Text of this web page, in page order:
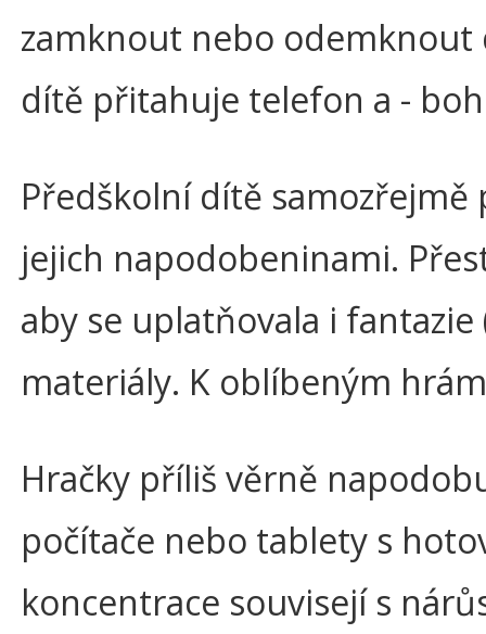
zamknout nebo odemknout
dítě přitahuje telefon a -
Předškolní dítě
jejich napodobeninami.
aby se uplatňovala i
materiály. K oblíbeným
Hračky příliš věrně
počítače nebo tablety s
koncentrace souvisejí s